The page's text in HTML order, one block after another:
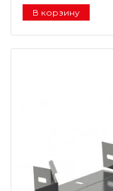
В корзину